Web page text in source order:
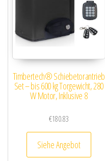
Timbertech® Schiebetorantrieb
Set – bis 600 kg Torgewicht, 280
W Motor, Inklusive 8
€180.83
Siehe Angebot